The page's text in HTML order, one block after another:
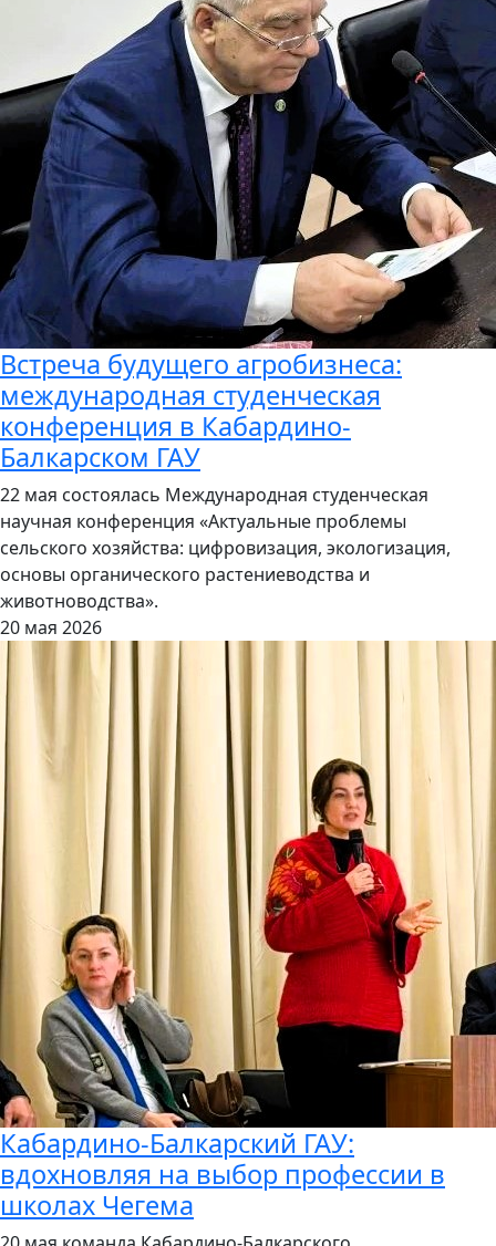
Встреча будущего агробизнеса:
международная студенческая
конференция в Кабардино-
Балкарском ГАУ
22 мая состоялась Международная студенческая
научная конференция «Актуальные проблемы
сельского хозяйства: цифровизация, экологизация,
основы органического растениеводства и
животноводства».
20 мая 2026
Кабардино-Балкарский ГАУ:
вдохновляя на выбор профессии в
школах Чегема